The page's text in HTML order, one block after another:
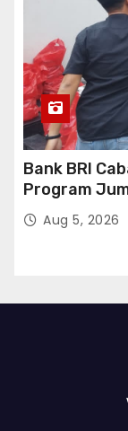
Bank BRI
Program
untuk Saling
Sekitar
Aug 5, 2026